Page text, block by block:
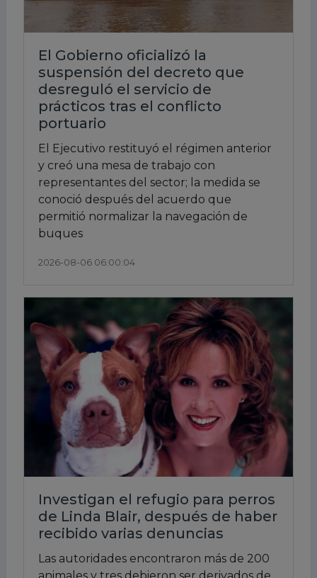
El Gobierno oficializó la
suspensión del decreto que
desreguló el servicio de
prácticos tras el conflicto
portuario
El Ejecutivo restituyó el régimen anterior
y creó una mesa de trabajo con
representantes del sector; la medida se
conoció después del acuerdo que
permitió normalizar la navegación de
buques
2026-08-06 06:00:04
Investigan el refugio para perros
de Linda Blair, después de haber
recibido varias denuncias
Las autoridades encontraron más de 200